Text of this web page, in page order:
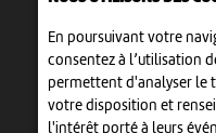
En poursuivant votre
consentez à l’utilisation
permettent d'analyser le
votre disposition et
l'intérêt porté à leurs